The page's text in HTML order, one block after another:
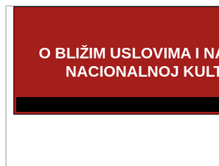
O BLIŽIM USLOVIMA I
NACIONALNOJ